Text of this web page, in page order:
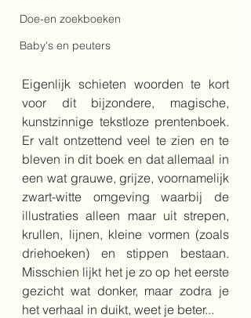
Doe-en zoekboeken
Baby's en peuters
Eigenlijk schieten woorden te kort
voor dit bijzondere, magische,
kunstzinnige tekstloze prentenboek.
Er valt ontzettend veel te zien en te
bleven in dit boek en dat allemaal in
een wat grauwe, grijze, voornamelijk
zwart-witte omgeving waarbij de
illustraties alleen maar uit strepen,
krullen, lijnen, kleine vormen (zoals
driehoeken) en stippen bestaan.
Misschien lijkt het je zo op het eerste
gezicht wat donker, maar zodra je
het verhaal in duikt, weet je beter...